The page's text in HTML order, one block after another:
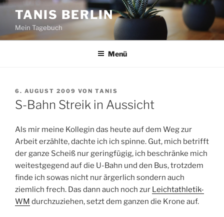
Zum
Inhalt
springen
TANIS BERLIN
Mein Tagebuch
Menü
VERÖFFENTLICHT
AM
6. AUGUST 2009 VON TANIS
S-Bahn Streik in Aussicht
Als mir meine Kollegin das heute auf dem Weg zur
Arbeit erzählte, dachte ich ich spinne. Gut, mich betrifft
der ganze Scheiß nur geringfügig, ich beschränke mich
weitestgegend auf die U-Bahn und den Bus, trotzdem
finde ich sowas nicht nur ärgerlich sondern auch
ziemlich frech. Das dann auch noch zur Leichtathletik-
WM durchzuziehen, setzt dem ganzen die Krone auf.